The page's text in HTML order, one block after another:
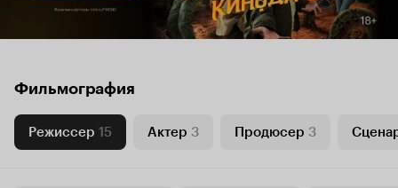
Фильмография
Режиссер 15 Актер 3 Продюсер 3